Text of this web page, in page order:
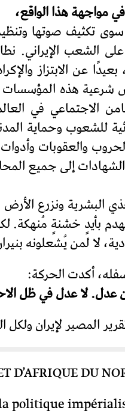
مواجهة هذا الواقع،
تكثيف صوتها
الشعب الإيراني.
عن الابتزاز
شرعية هذه
الاجتماعي في
للشعوب وحماية
والعقوبات وأدوات
إلى جميع
البشرية ونزرع
بأيدٍ خشنةٍ مُنهكة.
لا لمن يُشعلونه
أكدت الحركة:
عدل. لا عدل في ظل
المصير لإيران ولكل
D’AFRIQUE DU
politique